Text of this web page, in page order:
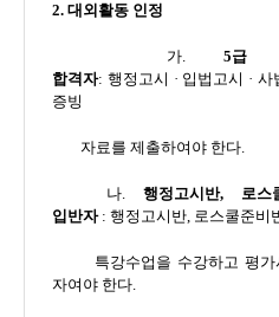
2. 대외활동 인정
가.5급
합격자: 행정고시 · 입법고시 ·사
증빙
자료를 제출하여야 한다.
나. 행정고시반, 로스
입반자 : 행정고시반, 로스쿨준비
특강수업을 수강하고 평가
자여야 한다.